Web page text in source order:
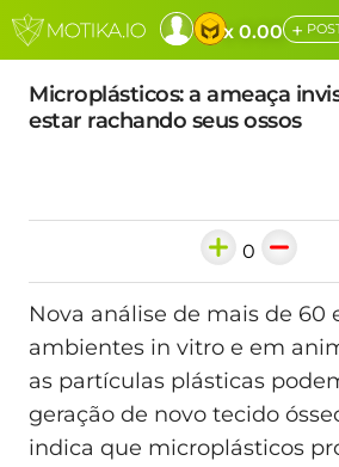
x 0.00 +
Microplásticos: a ameaça
estar rachando seus ossos
0
Nova análise de mais de 60
ambientes in vitro e em
as partículas plásticas
geração de novo tecido
indica que microplásticos